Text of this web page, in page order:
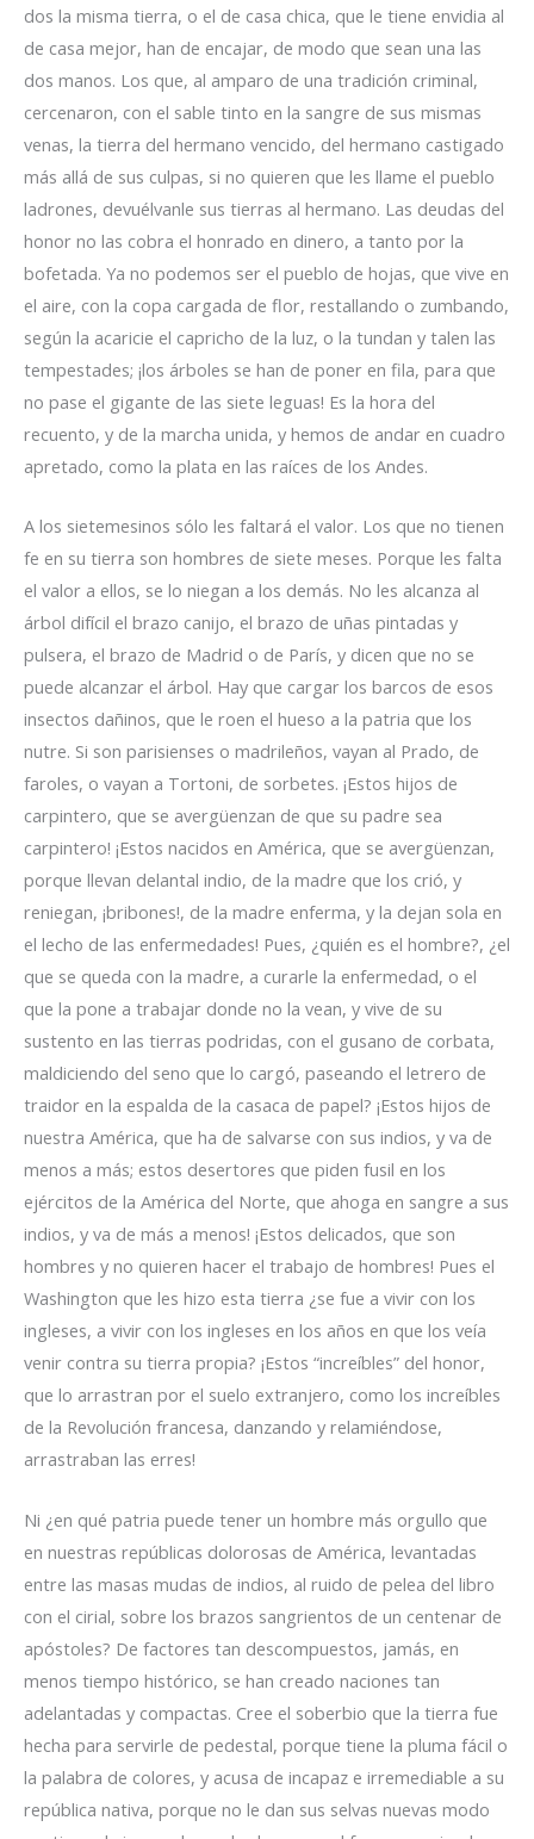
dos la misma tierra, o el de casa chica, que le tiene envidia al
de casa mejor, han de encajar, de modo que sean una las
dos manos. Los que, al amparo de una tradición criminal,
cercenaron, con el sable tinto en la sangre de sus mismas
venas, la tierra del hermano vencido, del hermano castigado
más allá de sus culpas, si no quieren que les llame el pueblo
ladrones, devuélvanle sus tierras al hermano. Las deudas del
honor no las cobra el honrado en dinero, a tanto por la
bofetada. Ya no podemos ser el pueblo de hojas, que vive en
el aire, con la copa cargada de flor, restallando o zumbando,
según la acaricie el capricho de la luz, o la tundan y talen las
tempestades; ¡los árboles se han de poner en fila, para que
no pase el gigante de las siete leguas! Es la hora del
recuento, y de la marcha unida, y hemos de andar en cuadro
apretado, como la plata en las raíces de los Andes.
A los sietemesinos sólo les faltará el valor. Los que no tienen
fe en su tierra son hombres de siete meses. Porque les falta
el valor a ellos, se lo niegan a los demás. No les alcanza al
árbol difícil el brazo canijo, el brazo de uñas pintadas y
pulsera, el brazo de Madrid o de París, y dicen que no se
puede alcanzar el árbol. Hay que cargar los barcos de esos
insectos dañinos, que le roen el hueso a la patria que los
nutre. Si son parisienses o madrileños, vayan al Prado, de
faroles, o vayan a Tortoni, de sorbetes. ¡Estos hijos de
carpintero, que se avergüenzan de que su padre sea
carpintero! ¡Estos nacidos en América, que se avergüenzan,
porque llevan delantal indio, de la madre que los crió, y
reniegan, ¡bribones!, de la madre enferma, y la dejan sola en
el lecho de las enfermedades! Pues, ¿quién es el hombre?, ¿el
que se queda con la madre, a curarle la enfermedad, o el
que la pone a trabajar donde no la vean, y vive de su
sustento en las tierras podridas, con el gusano de corbata,
maldiciendo del seno que lo cargó, paseando el letrero de
traidor en la espalda de la casaca de papel? ¡Estos hijos de
nuestra América, que ha de salvarse con sus indios, y va de
menos a más; estos desertores que piden fusil en los
ejércitos de la América del Norte, que ahoga en sangre a sus
indios, y va de más a menos! ¡Estos delicados, que son
hombres y no quieren hacer el trabajo de hombres! Pues el
Washington que les hizo esta tierra ¿se fue a vivir con los
ingleses, a vivir con los ingleses en los años en que los veía
venir contra su tierra propia? ¡Estos “increíbles” del honor,
que lo arrastran por el suelo extranjero, como los increíbles
de la Revolución francesa, danzando y relamiéndose,
arrastraban las erres!
Ni ¿en qué patria puede tener un hombre más orgullo que
en nuestras repúblicas dolorosas de América, levantadas
entre las masas mudas de indios, al ruido de pelea del libro
con el cirial, sobre los brazos sangrientos de un centenar de
apóstoles? De factores tan descompuestos, jamás, en
menos tiempo histórico, se han creado naciones tan
adelantadas y compactas. Cree el soberbio que la tierra fue
hecha para servirle de pedestal, porque tiene la pluma fácil o
la palabra de colores, y acusa de incapaz e irremediable a su
república nativa, porque no le dan sus selvas nuevas modo